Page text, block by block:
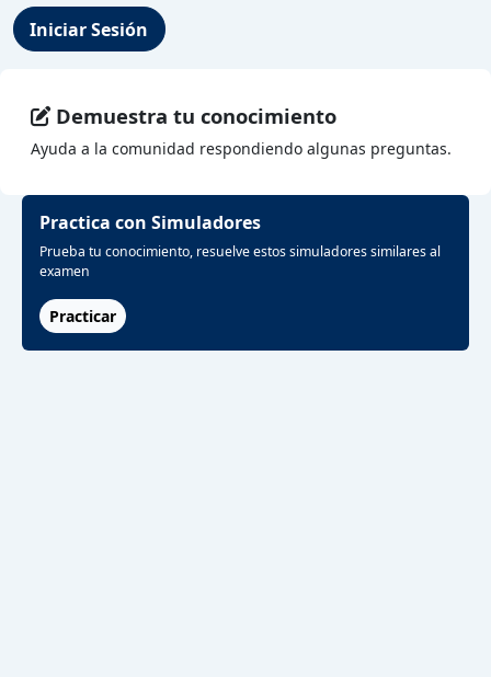
Iniciar Sesión
Demuestra tu conocimiento
Ayuda a la comunidad respondiendo algunas preguntas.
Practica con Simuladores
Prueba tu conocimiento, resuelve estos simuladores similares al
examen
Practicar